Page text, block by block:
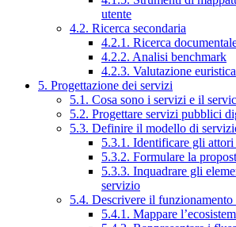
utente
4.2. Ricerca secondaria
4.2.1. Ricerca
4.2.2. Analisi benchmark
4.2.3. Valutazione euristica
5. Progettazione dei servizi
5.1. Cosa sono i servizi e il
5.2. Progettare servizi pubblici
5.3. Definire il modello di
5.3.1. Identificare gli
5.3.2. Formulare la
5.3.3. Inquadrare gli
servizio
5.4. Descrivere il
5.4.1. Mappare